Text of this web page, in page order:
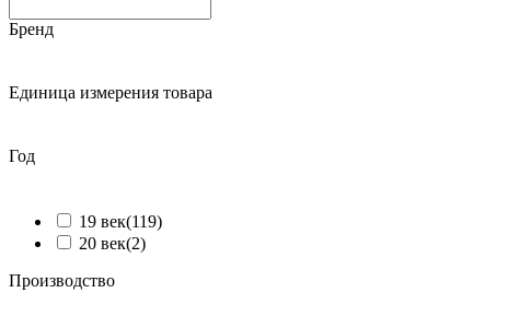
Бренд
Единица измерения товара
Год
19 век(119)
20 век(2)
Производство